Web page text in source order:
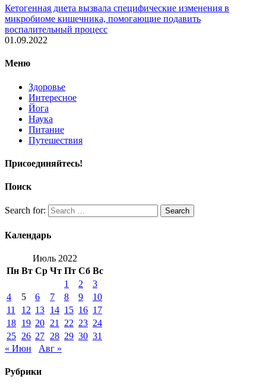
Кетогенная диета вызвала специфические изменения в
микробиоме кишечника, помогающие подавить
воспалительный процесс
01.09.2022
Меню
Здоровье
Интересное
Йога
Наука
Питание
Путешествия
Присоединяйтесь!
Поиск
Search for: Search
Календарь
Июль 2022
Пн Вт Ср Чт Пт Сб Вс
1
2
3
4
5 6 7 8 9
10
11
12 13 14 15 16 17
18 19 20 21 22 23 24
25 26 27 28 29 30 31
« Июн
Авг »
Рубрики